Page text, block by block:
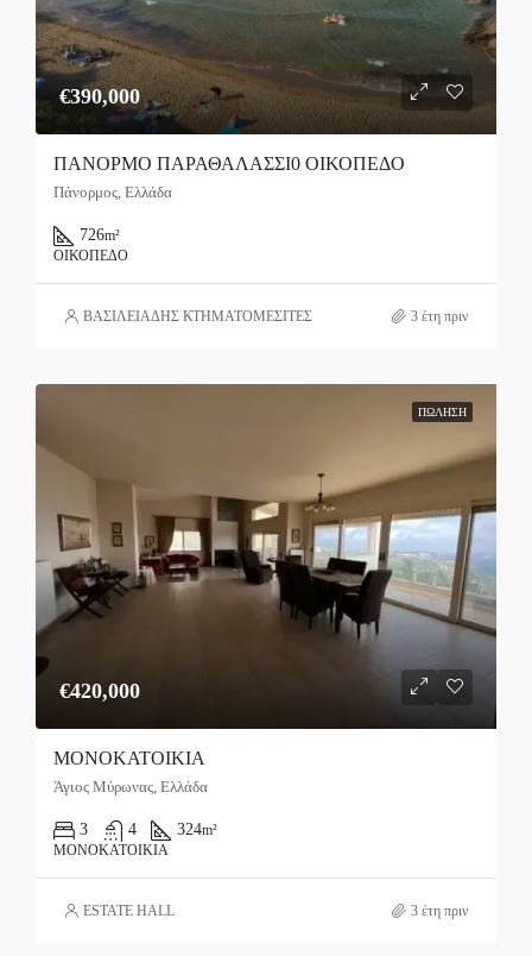
€390,000
ΠΑΝΟΡΜΟ ΠΑΡΑΘΑΛΑΣΣΙ0 ΟΙΚΟΠΕΔΟ
Πάνορμος, Ελλάδα
726m²
ΟΙΚΌΠΕΔΟ
ΒΑΣΙΛΕΙΑΔΗΣ ΚΤΗΜΑΤΟΜΕΣΙΤΕΣ 3 έτη πριν
ΠΏΛΗΣΗ
€420,000
ΜΟΝΟΚΑΤΟΙΚΙΑ
Άγιος Μύρωνας, Ελλάδα
3 4 324m²
ΜΟΝΟΚΑΤΟΙΚΊΑ
ESTATE HALL 3 έτη πριν